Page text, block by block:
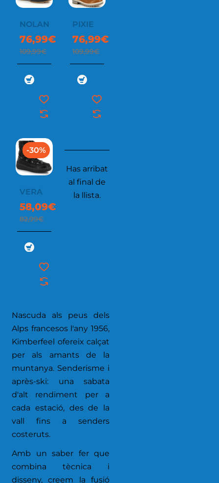
NOLAN
76,99€
109,99€
PIXIE
76,99€
109,99€
-30%
VERA
58,09€
82,99€
Has arribat
al final de
la llista.
Nascuda als peus dels
Alps francesos l'any 1956,
Kimberfeel ofereix calçat
per als amants de la
muntanya. Senderisme i
après-ski: una sabata
d'alt rendiment per a
cada estació, des de la
vall fins a senders
costeruts.
Amb un saber fer que
combina tècnica i
disseny, creem la fusió